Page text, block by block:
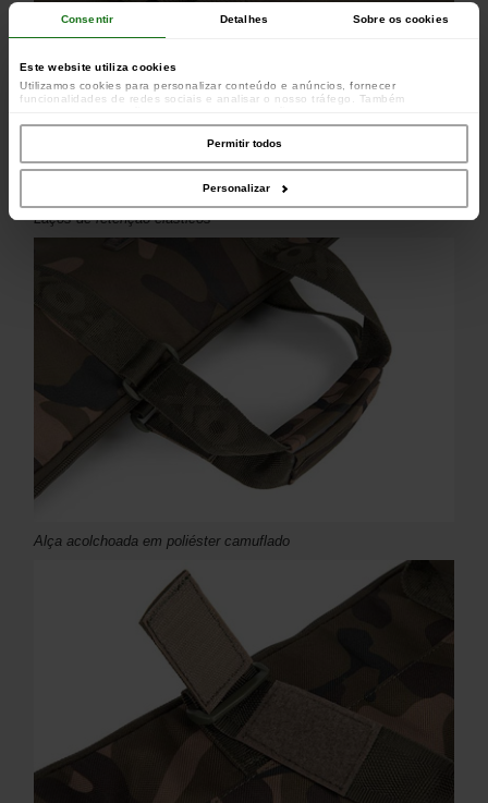
Consentir Detalhes Sobre os cookies
Este website utiliza cookies
Utilizamos cookies para personalizar conteúdo e anúncios, fornecer
funcionalidades de redes sociais e analisar o nosso tráfego. Também
parceiros de redes sociais, de publicidade e de análise, que as podem combinar
com outras informações que lhes forneceu ou recolhidas por estes a partir da
sua utilização dos respetivos serviços.
Permitir todos
Personalizar
Laços de retenção elásticos
Alça acolchoada em poliéster camuflado